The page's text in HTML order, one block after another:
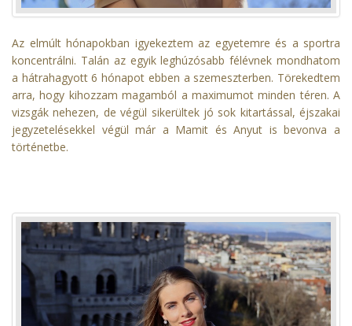
Az elmúlt hónapokban igyekeztem az egyetemre és a sportra
koncentrálni. Talán az egyik leghúzósabb félévnek mondhatom
a hátrahagyott 6 hónapot ebben a szemeszterben. Törekedtem
arra, hogy kihozzam magamból a maximumot minden téren. A
vizsgák nehezen, de végül sikerültek jó sok kitartással, éjszakai
jegyzetelésekkel végül már a Mamit és Anyut is bevonva a
történetbe.